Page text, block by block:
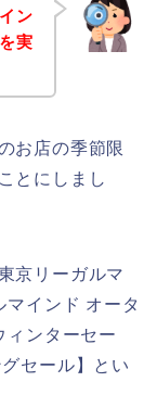
ン
実
お店の季節限
とにしまし
京リーガルマ
インド オータ
ィンターセー
セール】とい